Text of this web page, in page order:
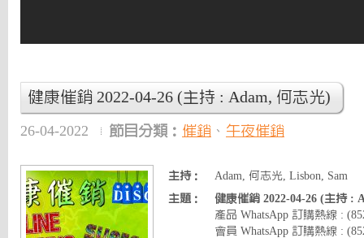
健康催銷 2022-04-26 (主持 : Adam, 何志光)
26-04-2022 節目分類： 催銷 、 午夜催銷
主持：
Adam, 何志光, Lisbon, Sam
主題：
健康催銷 2022-04-26 (主持 :
產品 WhatsApp 訂購熱線 :
會員 WhatsApp 訂購熱線 :